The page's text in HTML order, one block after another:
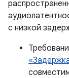
с низкой